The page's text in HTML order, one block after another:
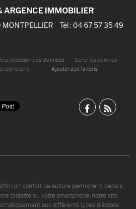
ARGENCE IMMOBILIER
MONTPELLIER Tél : 04 67 57 35 49
protection des données
Gérer les cookies
Ajouter aux favoris
un confort de lecture permanent, depuis
tablette ou votre smartphone, notre site
aux différents types d'écrans